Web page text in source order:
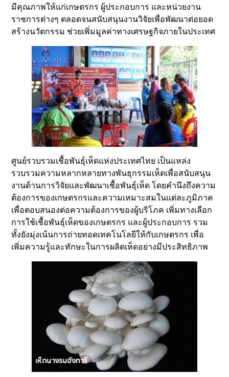
มีคุณภาพให้แก่เกษตรกร ผู้ประกอบการ และหน่วยงาน
ราชการต่างๆ ตลอดจนสนับสนุนงานวิจัยเพื่อพัฒนาต่อยอด
สร้างนวัตกรรม ช่วยเพิ่มมูลค่าทางเศรษฐกิจภายในประเทศ
ศูนย์รวบรวมเชื้อพันธุ์เห็ดแห่งประเทศไทย เป็นแหล่ง
รวบรวมความหลากหลายทางพันธุกรรมเห็ดเพื่อสนับสนุน
งานด้านการวิจัยและพัฒนาเชื้อพันธุ์เห็ด โดยคำนึงถึงความ
ต้องการของเกษตรกรและความเหมาะสมในแต่ละภูมิภาค
เพื่อตอบสนองต่อความต้องการของผู้บริโภค เพิ่มทางเลือก
การใช้เชื้อพันธุ์เห็ดของเกษตรกร และผู้ประกอบการ รวม
ทั้งยังมุ่งเน้นการถ่ายทอดเทคโนโลยีให้กับเกษตรกร เพื่อ
เพิ่มความรู้และทักษะในการผลิตเห็ดอย่างมีประสิทธิภาพ